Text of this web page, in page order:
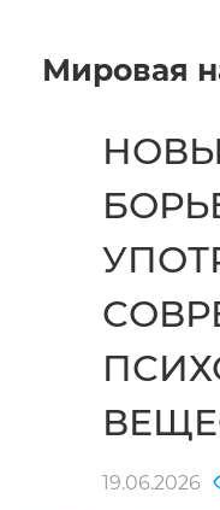
Мировая
19.06.2026